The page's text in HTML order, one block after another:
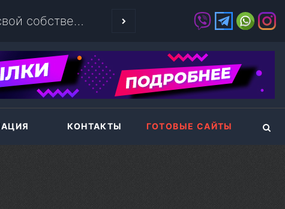
своего собственного сервера. 5 ПРИЧИН
КОНТАКТЫ ГОТОВЫЕ САЙТЫ